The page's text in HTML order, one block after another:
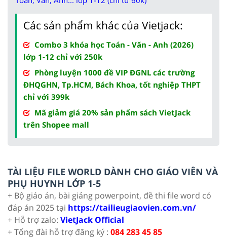
Các sản phẩm khác của Vietjack:
Combo 3 khóa học Toán - Văn - Anh (2026)
lớp 1-12 chỉ với 250k
Phòng luyện 1000 đề VIP ĐGNL các trường
ĐHQGHN, Tp.HCM, Bách Khoa, tốt nghiệp THPT
chỉ với 399k
Mã giảm giá 20% sản phẩm sách VietJack
trên Shopee mall
TÀI LIỆU FILE WORLD DÀNH CHO GIÁO VIÊN VÀ
PHỤ HUYNH LỚP 1-5
+ Bộ giáo án, bài giảng powerpoint, đề thi file word có
đáp án 2025 tại https://tailieugiaovien.com.vn/
+ Hỗ trợ zalo: VietJack Official
+ Tổng đài hỗ trợ đăng ký : 084 283 45 85